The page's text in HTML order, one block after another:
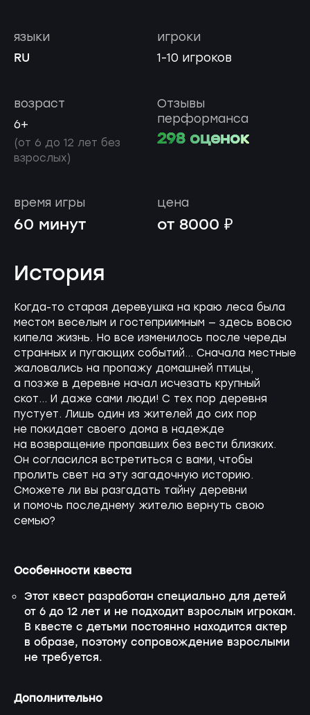
игроки
1-10 игроков
языки
RU
возраст
6+
(от 6 до 12 лет без
взрослых)
Отзывы
перформанса
298 оценок
время игры
60 минут
цена
от 8000 ₽
История
Когда-то старая деревушка на краю леса была
местом веселым и гостеприимным — здесь вовсю
кипела жизнь. Но все изменилось после череды
странных и пугающих событий... Сначала местные
жаловались на пропажу домашней птицы,
а позже в деревне начал исчезать крупный
скот... И даже сами люди! С тех пор деревня
пустует. Лишь один из жителей до сих пор
не покидает своего дома в надежде
на возвращение пропавших без вести близких.
Он согласился встретиться с вами, чтобы
пролить свет на эту загадочную историю.
Сможете ли вы разгадать тайну деревни
и помочь последнему жителю вернуть свою
семью?
Особенности квеста
Этот квест разработан специально для детей
от 6 до 12 лет и не подходит взрослым игрокам.
В квесте с детьми постоянно находится актер
в образе, поэтому сопровождение взрослыми
не требуется.
Дополнительно